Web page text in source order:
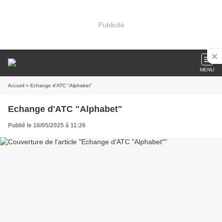
Publicité
MENU
Accueil » Echange d'ATC "Alphabet"
Echange d'ATC "Alphabet"
Publié le 16/05/2025 à 11:26